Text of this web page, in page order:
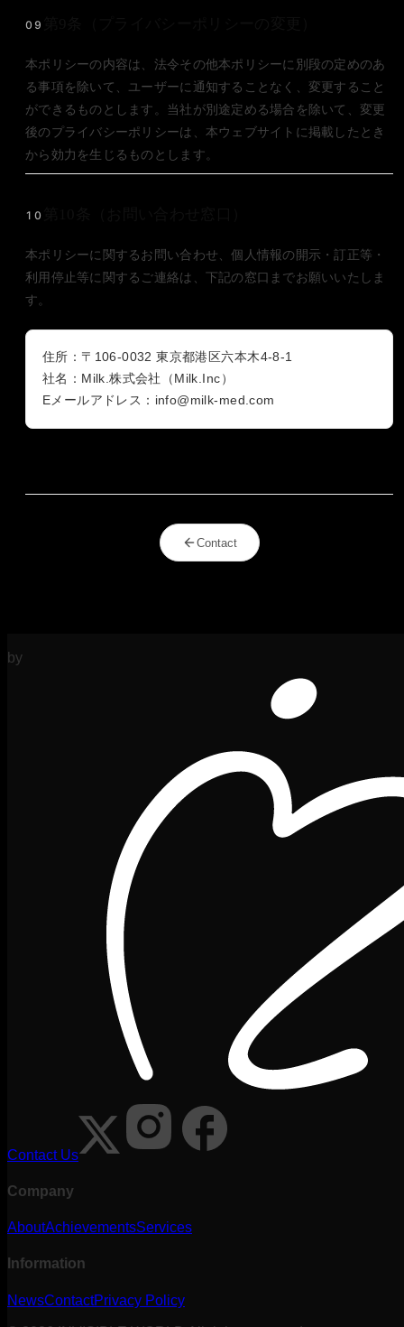
09
本ポリシーの内容は、法令その他本ポリシーに別段の定めのあ
る事項を除いて、ユーザーに通知することなく、変更すること
ができるものとします。当社が別途定める場合を除いて、変更
後のプライバシーポリシーは、本ウェブサイトに掲載したとき
から効力を生じるものとします。
10
本ポリシーに関するお問い合わせ、個人情報の開示・訂正等・
利用停止等に関するご連絡は、下記の窓口までお願いいたしま
す。
住所：〒106-0032 東京都港区六本木4-8-1
社名：Milk.株式会社（Milk.Inc）
Eメールアドレス： info@milk-med.com
Contact
by
Contact Us
Company
AboutAchievementsServices
Information
NewsContactPrivacy Policy